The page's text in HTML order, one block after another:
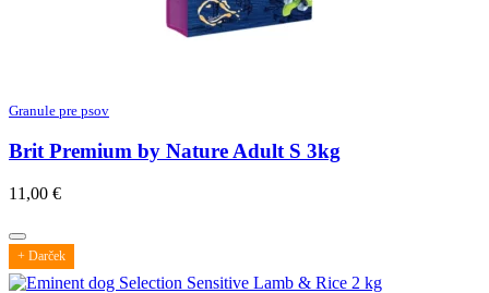
Granule pre psov
Brit Premium by Nature Adult S 3kg
11,00 €
+ Darček